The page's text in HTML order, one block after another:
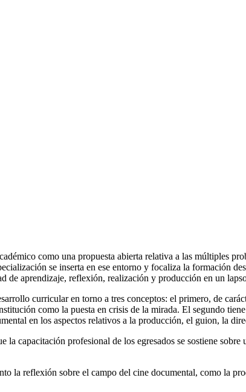
como una propuesta abierta relativa a las múltiples
se inserta en ese entorno y focaliza la formación
de aprendizaje, reflexión, realización y producción en un
curricular en torno a tres conceptos: el primero, de
como la puesta en crisis de la mirada. El segundo
en los aspectos relativos a la producción, el guion, la
capacitación profesional de los egresados se sostiene
la reflexión sobre el campo del cine documental, como la